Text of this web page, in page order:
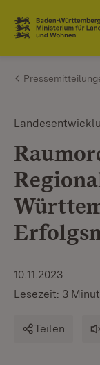
Zum Inhalt
Link zur
10.11.2023
Lesezeit: 3
Teilen